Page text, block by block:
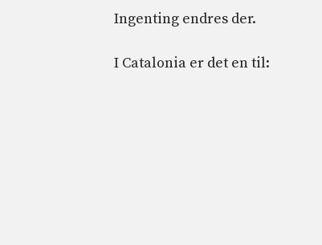
Ingenting endres der.
I Catalonia er det en til: